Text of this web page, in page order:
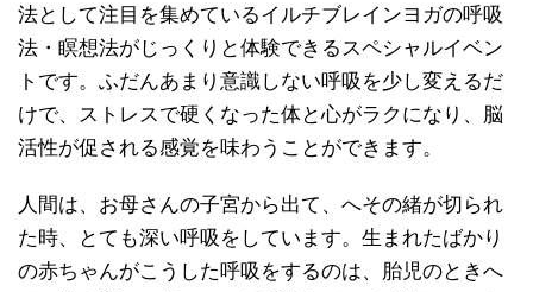
法として注目を集めているイルチブレインヨガの呼吸
法・瞑想法がじっくりと体験できるスペシャルイベン
トです。ふだんあまり意識しない呼吸を少し変えるだ
けで、ストレスで硬くなった体と心がラクになり、脳
活性が促される感覚を味わうことができます。
人間は、お母さんの子宮から出て、へその緒が切られ
た時、とても深い呼吸をしています。生まれたばかり
の赤ちゃんがこうした呼吸をするのは、胎児のときへ